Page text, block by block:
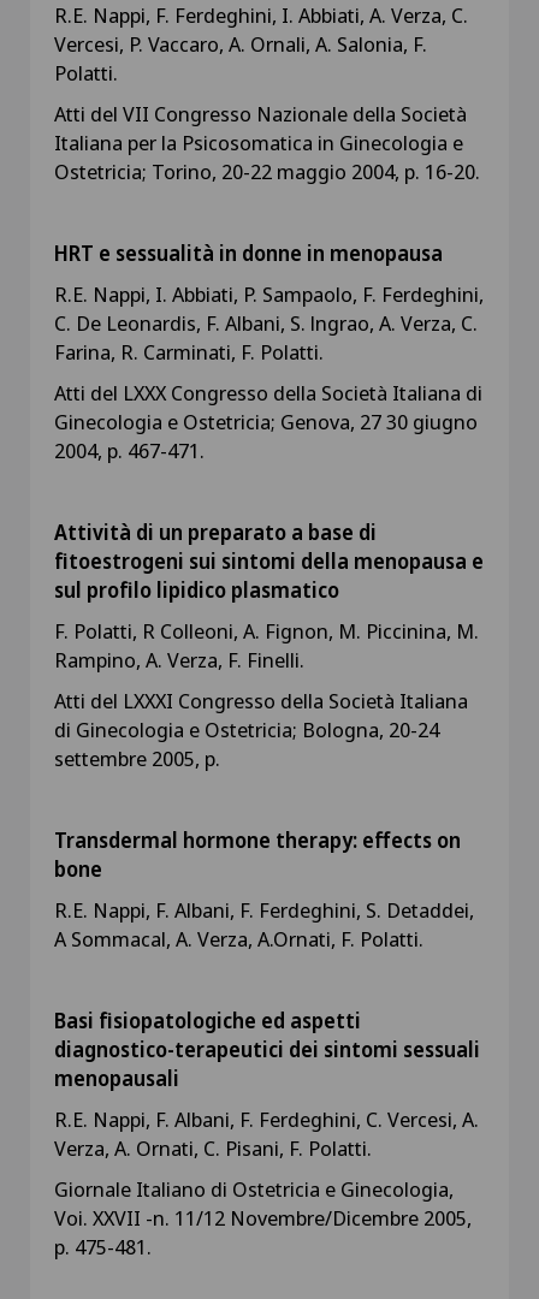
R.E. Nappi, F. Ferdeghini, I. Abbiati, A. Verza, C.
Vercesi, P. Vaccaro, A. Ornali, A. Salonia, F.
Polatti.
Atti del VII Congresso Nazionale della Società
Italiana per la Psicosomatica in Ginecologia e
Ostetricia; Torino, 20-22 maggio 2004, p. 16-20.
HRT e sessualità in donne in menopausa
R.E. Nappi, I. Abbiati, P. Sampaolo, F. Ferdeghini,
C. De Leonardis, F. Albani, S. lngrao, A. Verza, C.
Farina, R. Carminati, F. Polatti.
Atti del LXXX Congresso della Società Italiana di
Ginecologia e Ostetricia; Genova, 27 30 giugno
2004, p. 467-471.
Attività di un preparato a base di
fitoestrogeni sui sintomi della menopausa e
sul profilo lipidico plasmatico
F. Polatti, R Colleoni, A. Fignon, M. Piccinina, M.
Rampino, A. Verza, F. Finelli.
Atti del LXXXI Congresso della Società Italiana
di Ginecologia e Ostetricia; Bologna, 20-24
settembre 2005, p.
Transdermal hormone therapy: effects on
bone
R.E. Nappi, F. Albani, F. Ferdeghini, S. Detaddei,
A Sommacal, A. Verza, A.Ornati, F. Polatti.
Basi fisiopatologiche ed aspetti
diagnostico-terapeutici dei sintomi sessuali
menopausali
R.E. Nappi, F. Albani, F. Ferdeghini, C. Vercesi, A.
Verza, A. Ornati, C. Pisani, F. Polatti.
Giornale Italiano di Ostetricia e Ginecologia,
Voi. XXVII -n. 11/12 Novembre/Dicembre 2005,
p. 475-481.